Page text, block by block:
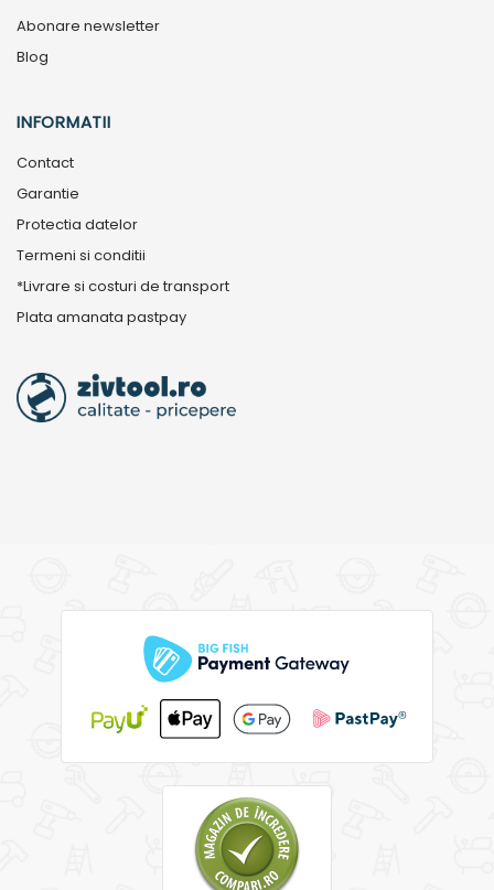
Abonare newsletter
Blog
INFORMATII
Contact
Garantie
Protectia datelor
Termeni si conditii
*Livrare si costuri de transport
Plata amanata pastpay